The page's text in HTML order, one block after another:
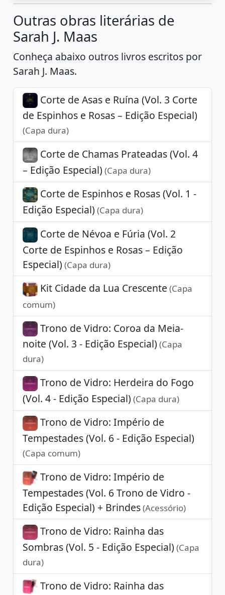
Outras obras literárias de
Sarah J. Maas
Conheça abaixo outros livros escritos por
Sarah J. Maas.
Corte de Asas e Ruína (Vol. 3 Corte
de Espinhos e Rosas – Edição Especial)
(Capa dura)
Corte de Chamas Prateadas (Vol. 4
– Edição Especial) (Capa dura)
Corte de Espinhos e Rosas (Vol. 1 -
Edição Especial) (Capa dura)
Corte de Névoa e Fúria (Vol. 2
Corte de Espinhos e Rosas – Edição
Especial) (Capa dura)
Kit Cidade da Lua Crescente (Capa
comum)
Trono de Vidro: Coroa da Meia-
noite (Vol. 3 - Edição Especial) (Capa
dura)
Trono de Vidro: Herdeira do Fogo
(Vol. 4 - Edição Especial) (Capa dura)
Trono de Vidro: Império de
Tempestades (Vol. 6 - Edição Especial)
(Capa comum)
Trono de Vidro: Império de
Tempestades (Vol. 6 Trono de Vidro -
Edição Especial) + Brindes(Acessório)
Trono de Vidro: Rainha das
Sombras (Vol. 5 - Edição Especial) (Capa
dura)
Trono de Vidro: Rainha das